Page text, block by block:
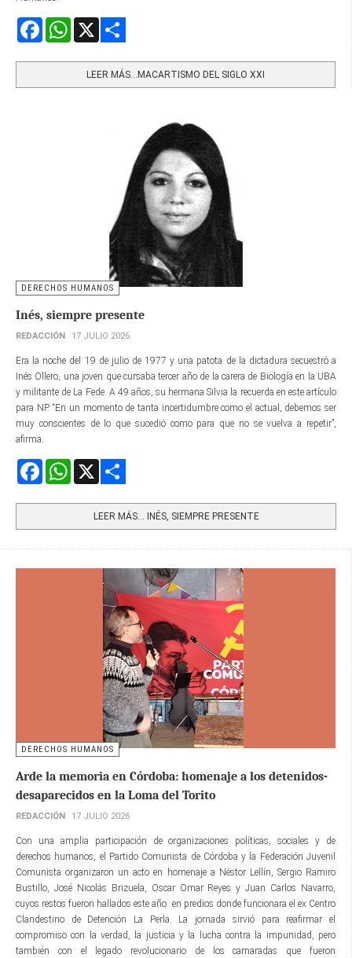
FacebookWhatsApp
LEER MÁS…MACARTISMO DEL SIGLO XXI
DERECHOS HUMANOS
Inés, siempre presente
REDACCIÓN 17 JULIO 2026
Era la noche del 19 de julio de 1977 y una patota de la dictadura secuestró a
Inés Ollero, una joven que cursaba tercer año de la carera de Biología en la UBA
y militante de La Fede. A 49 años, su hermana Silvia la recuerda en este artículo
para NP. “En un momento de tanta incertidumbre como el actual, debemos ser
muy conscientes de lo que sucedió como para que no se vuelva a repetir”,
afirma.
FacebookWhatsApp
LEER MÁS… INÉS, SIEMPRE PRESENTE
DERECHOS HUMANOS
Arde la memoria en Córdoba: homenaje a los detenidos-
desaparecidos en la Loma del Torito
REDACCIÓN 17 JULIO 2026
Con una amplia participación de organizaciones políticas, sociales y de
derechos humanos, el Partido Comunista de Córdoba y la Federación Juvenil
Comunista organizaron un acto en homenaje a Néstor Lellín, Sergio Ramiro
Bustillo, José Nicolás Brizuela, Oscar Omar Reyes y Juan Carlos Navarro,
cuyos restos fueron hallados este año en predios donde funcionara el ex Centro
Clandestino de Detención La Perla. La jornada sirvió para reafirmar el
compromiso con la verdad, la justicia y la lucha contra la impunidad, pero
también con el legado revolucionario de los camaradas que fueron